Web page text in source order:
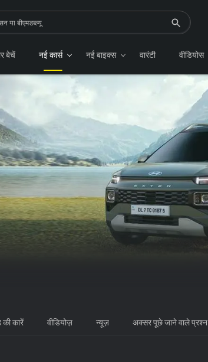
बेचें नई कार्स नई बाइक्स वारंटी वीडियोस
ह्युंडई एक्सटर Images
की कारें वीडियोज़ न्यूज़ अक्सर पूछे जाने वाले प्रश्न